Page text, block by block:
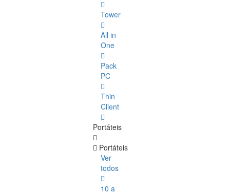
Tower
All in
One
Pack
PC
Thin
Client
Portáteis
Portáteis
Ver
todos
10 a